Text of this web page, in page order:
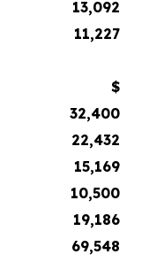
13,092
11,227
$
32,400
22,432
15,169
10,500
19,186
69,548